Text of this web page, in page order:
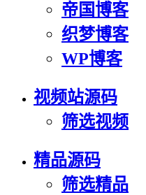
帝国博客
织梦博客
WP博客
视频站源码
筛选视频
精品源码
筛选精品